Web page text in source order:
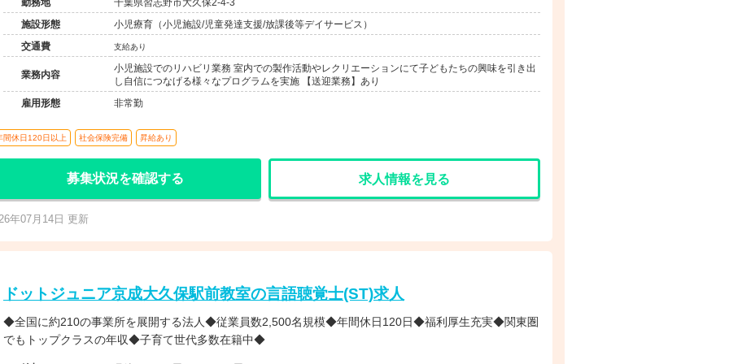
勤務地
千葉県習志野市大久保2-4-3
施設形態
小児療育（小児施設/児童発達支援/放課後等デイサービス）
交通費
支給あり
業務内容
小児施設でのリハビリ業務 室内での製作活動やレクリエーションにて子どもたちの興味を引き出
し自信につなげる様々なプログラムを実施 【送迎業務】あり
雇用形態
非常勤
間休日120日以上 社会保険完備 昇給あり
募集状況を確認する 求人情報を見る
年07月14日 更新
ドットジュニア京成大久保駅前教室の言語聴覚士(ST)求人
◆全国に約210の事業所を展開する法人◆従業員数2,500名規模◆年間休日120日◆福利厚生充実◆関東圏
でもトップクラスの年収◆子育て世代多数在籍中◆